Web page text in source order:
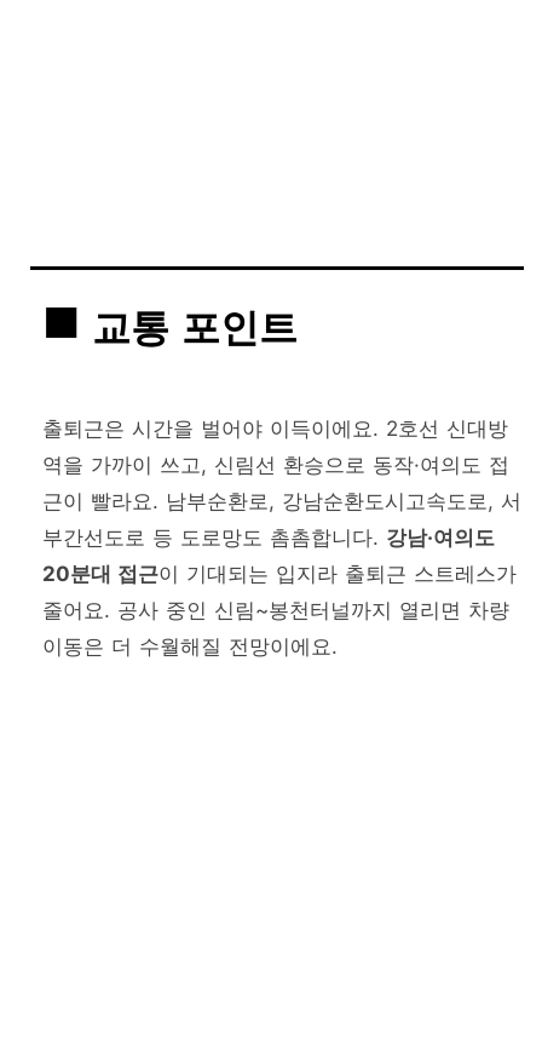
교통 포인트
출퇴근은 시간을 벌어야 이득이에요. 2호선 신대방
역을 가까이 쓰고, 신림선 환승으로 동작·여의도 접
근이 빨라요. 남부순환로, 강남순환도시고속도로, 서
부간선도로 등 도로망도 촘촘합니다. 강남·여의도
20분대 접근이 기대되는 입지라 출퇴근 스트레스가
줄어요. 공사 중인 신림~봉천터널까지 열리면 차량
이동은 더 수월해질 전망이에요.